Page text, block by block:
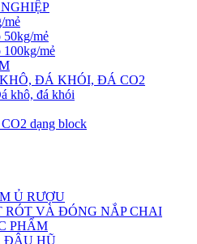
mẻ
50kg/mẻ
100kg/mẻ
ĐÁ KHÓI, ĐÁ CO2
khô, đá khói
dạng block
Ủ RƯỢU
RÓT VÀ ĐÓNG NẮP CHAI
PHẨM
ĐẬU HŨ